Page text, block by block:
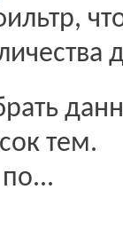
тем.